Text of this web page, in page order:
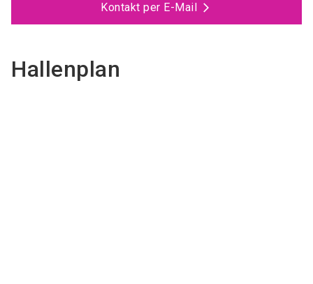
Kontakt per E-Mail
Hallenplan